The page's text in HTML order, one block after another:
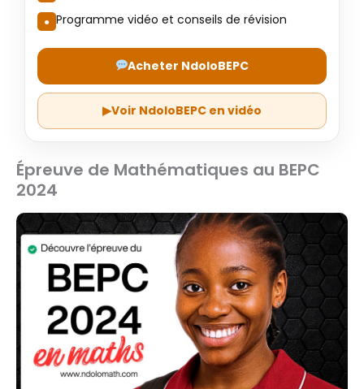
Programme vidéo et conseils de révision
Acheter NdoloBEPC
▶Voir NdoloBEPC en vidéo
Épreuve de Mathématiques au BEPC
2024